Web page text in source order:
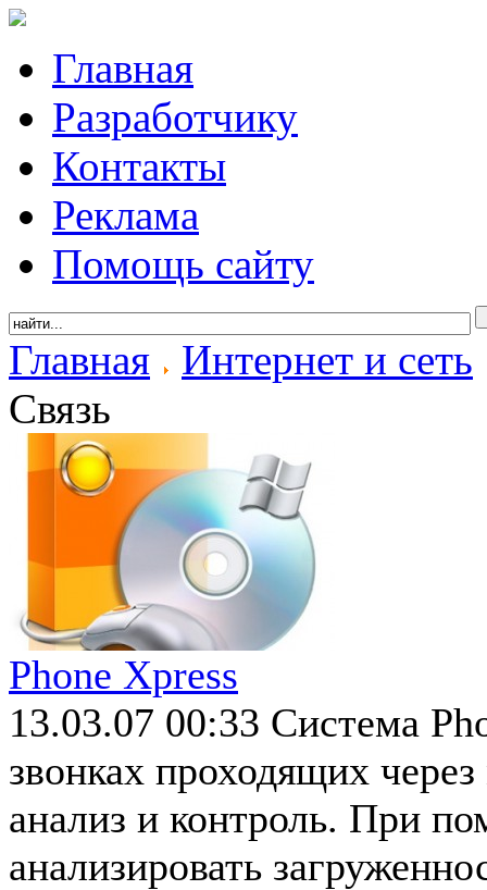
Главная
Разработчику
Контакты
Реклама
Помощь сайту
Главная
Интернет и сеть
Связь
Phone Xpress
13.03.07 00:33 Система
звонках проходящих
анализ и контроль. При
анализировать